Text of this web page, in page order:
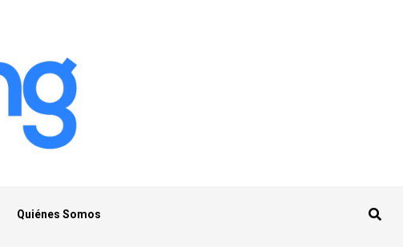
Quiénes Somos